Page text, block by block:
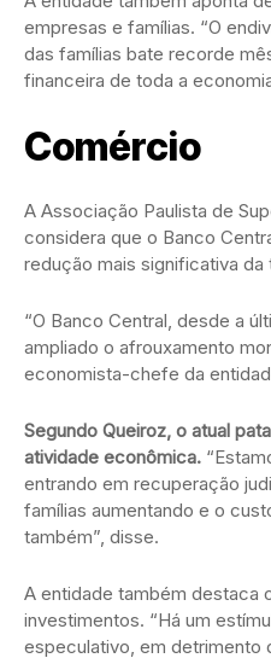
empresas e famílias. “O
das famílias bate recorde
financeira de toda a
Comércio
A Associação Paulista de
considera que o Banco
redução mais significativa da
“O Banco Central, desde a
ampliado o afrouxamento
economista-chefe da
Segundo Queiroz, o atual
atividade econômica.
entrando em recuperação
famílias aumentando e o
também”, disse.
A entidade também destaca
investimentos. “Há um
especulativo, em detrimento